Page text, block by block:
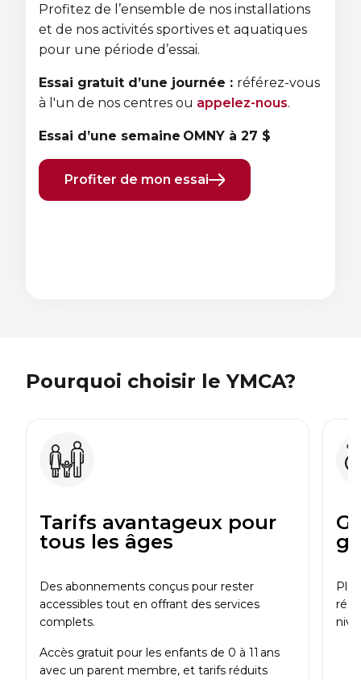
Profitez de l’ensemble de nos installations
et de nos activités sportives et aquatiques
pour une période d’essai.
Essai gratuit d’une journée : référez-vous
à l'un de nos centres ou appelez-nous.
Essai d’une semaine OMNY à 27 $
Profiter de mon essai
Pourquoi choisir le YMCA?
Tarifs avantageux pour
tous les âges
Des abonnements conçus pour rester
accessibles tout en offrant des services
complets.
Accès gratuit pour les enfants de 0 à 11 ans
avec un parent membre, et tarifs réduits